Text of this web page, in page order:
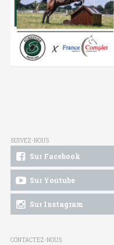
SUIVEZ-NOUS
Sur Facebook
Sur Youtube
Sur Instagram
CONTACTEZ-NOUS